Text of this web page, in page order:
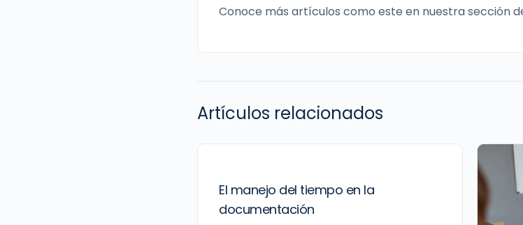
Conoce más artículos como este en nuestra sección
Artículos relacionados
El manejo del tiempo en la
documentación